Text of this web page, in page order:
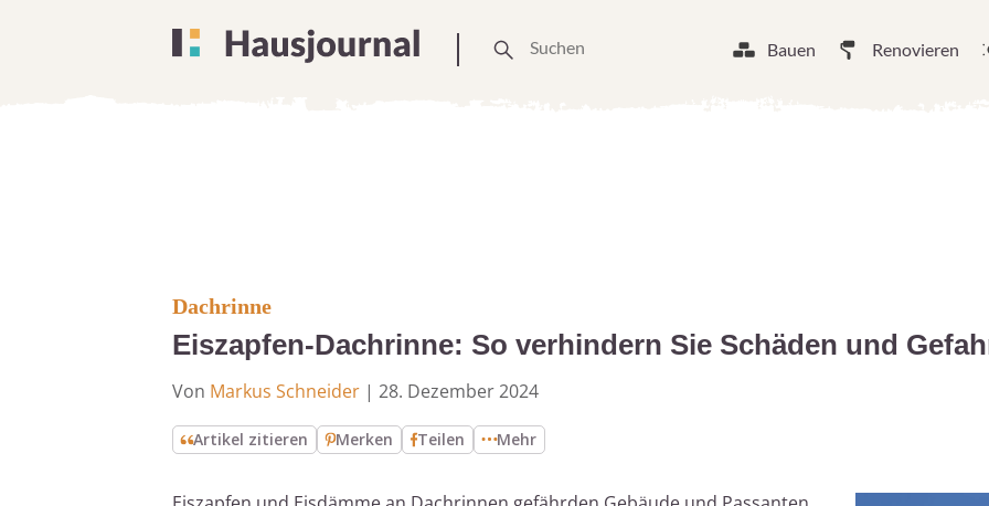
Bauen Renovieren
Dachrinne
Eiszapfen-Dachrinne: So verhindern Sie Schäden und
Von Markus Schneider | 28. Dezember 2024
Artikel zitieren Merken Teilen Mehr